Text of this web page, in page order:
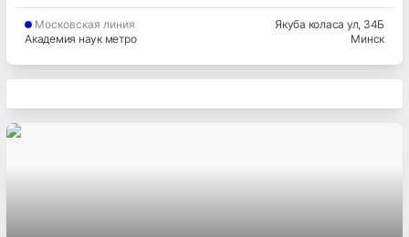
Московская линия
Академия наук метро
Якуба коласа ул, 34Б
Минск